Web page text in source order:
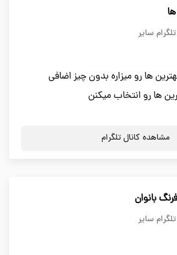
سایر
ها رو میزاره بدون چیز اضافی
ها رو انتخاب میکنن
مشاهده کانال تلگرام
بانوان
سایر